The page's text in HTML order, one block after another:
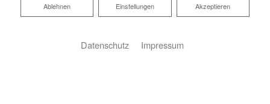
Telefon:0911 4622937
fa.niko@web.de
Akzeptieren
Einstellungen
Ablehnen
Ablehnen
Datenschutz Impressum